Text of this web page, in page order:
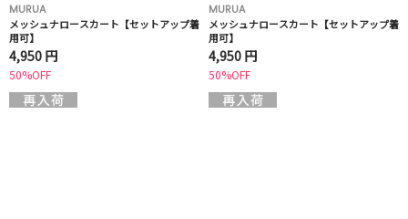
MURUA
メッシュナロースカート【セットアップ着
用可】
4,950 円
50%OFF
MURUA
メッシュナロースカート【セットアップ着
用可】
4,950 円
50%OFF